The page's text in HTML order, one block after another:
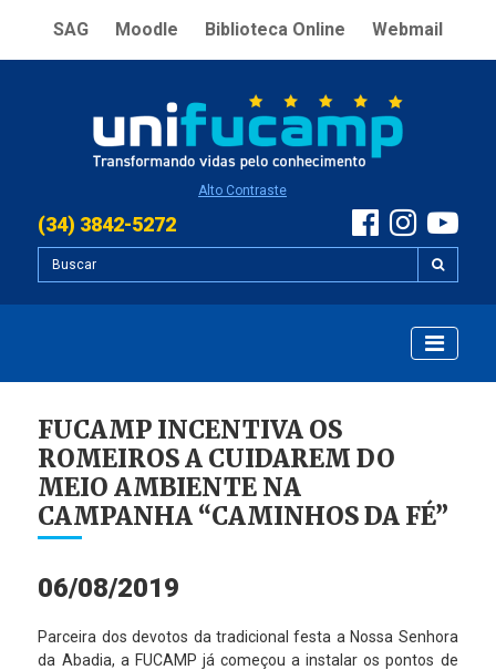
SAG Moodle Biblioteca Online Webmail
Alto Contraste
(34) 3842-5272
FUCAMP INCENTIVA OS
ROMEIROS A CUIDAREM DO
MEIO AMBIENTE NA
CAMPANHA “CAMINHOS DA FÉ”
06/08/2019
Parceira dos devotos da tradicional festa a Nossa Senhora
da Abadia, a FUCAMP já começou a instalar os pontos de